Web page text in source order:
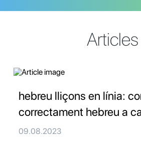
Articles
hebreu lliçons en línia:
correctament hebreu a
09.08.2023